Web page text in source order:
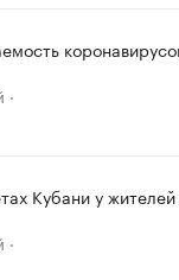
Кубани у